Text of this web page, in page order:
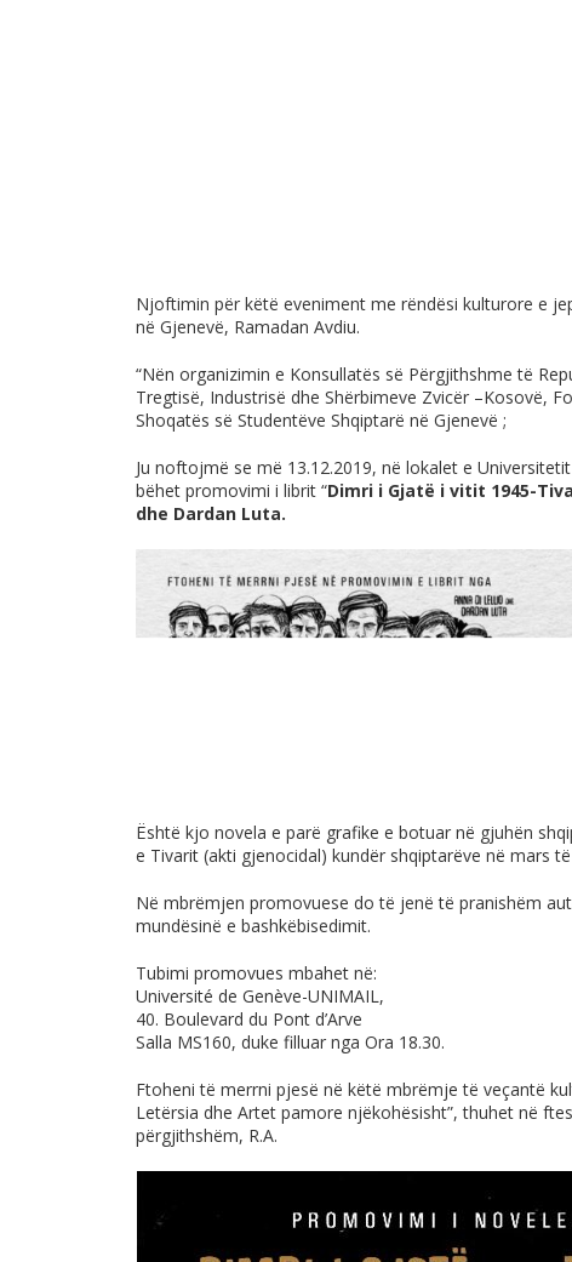
Njoftimin për këtë eveniment me rëndësi kulturore e
në Gjenevë, Ramadan Avdiu.
“Nën organizimin e Konsullatës së Përgjithshme të
Tregtisë, Industrisë dhe Shërbimeve Zvicër –Kosovë,
Shoqatës së Studentëve Shqiptarë në Gjenevë ;
Ju noftojmë se më 13.12.2019, në lokalet e
bëhet promovimi i librit “Dimri i Gjatë i vitit 1945-
dhe Dardan Luta.
Është kjo novela e parë grafike e botuar në gjuhën
e Tivarit (akti gjenocidal) kundër shqiptarëve në mars
Në mbrëmjen promovuese do të jenë të pranishëm
mundësinë e bashkëbisedimit.
Tubimi promovues mbahet në:
Université de Genève-UNIMAIL,
40. Boulevard du Pont d’Arve
Salla MS160, duke filluar nga Ora 18.30.
Ftoheni të merrni pjesë në këtë mbrëmje të veçantë
Letërsia dhe Artet pamore njëkohësisht”, thuhet në
përgjithshëm, R.A.